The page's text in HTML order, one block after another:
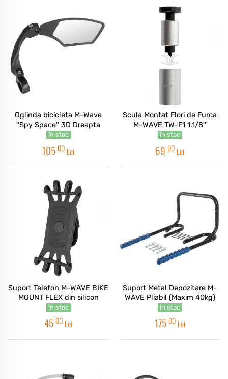
Oglinda bicicleta M-Wave
''Spy Space'' 3D Dreapta
în stoc
105 00 Lei
Scula Montat Flori de Furca
M-WAVE TW-F1 1.1/8''
în stoc
69 00 Lei
Suport Telefon M-WAVE BIKE
MOUNT FLEX din silicon
în stoc
45 00 Lei
Suport Metal Depozitare M-
WAVE Pliabil (Maxim 40kg)
în stoc
175 00 Lei